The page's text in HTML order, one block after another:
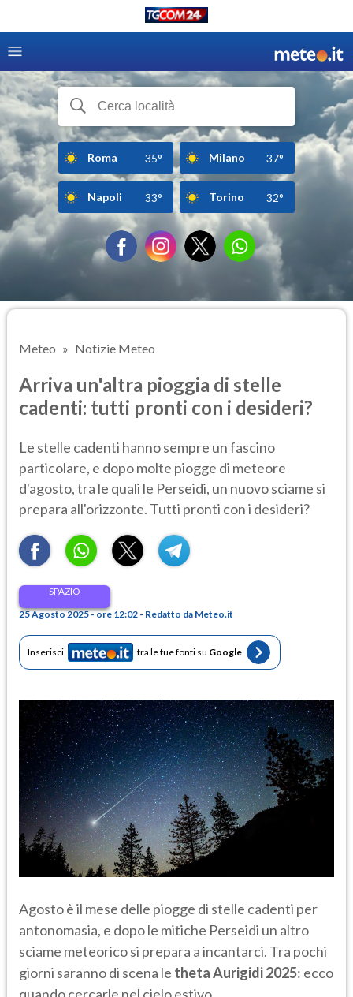
Roma 35° Milano 37°
Napoli 33° Torino 32°
Meteo Notizie Meteo
Arriva un'altra pioggia di stelle
cadenti: tutti pronti con i desideri?
Le stelle cadenti hanno sempre un fascino
particolare, e dopo molte piogge di meteore
d'agosto, tra le quali le Perseidi, un nuovo sciame si
prepara all'orizzonte. Tutti pronti con i desideri?
SPAZIO
25 Agosto 2025 - ore 12:02 - Redatto da Meteo.it
Inserisci tra le tue fonti su Google
Agosto è il mese delle piogge di stelle cadenti per
antonomasia, e dopo le mitiche Perseidi un altro
sciame meteorico si prepara a incantarci. Tra pochi
giorni saranno di scena le theta Aurigidi 2025: ecco